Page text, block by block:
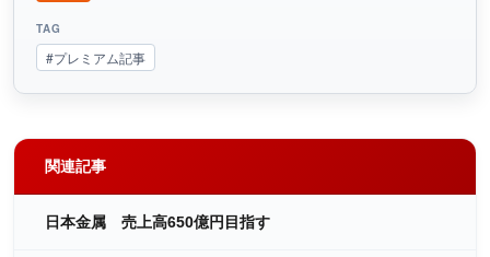
TAG
#プレミアム記事
関連記事
日本金属 売上高650億円目指す